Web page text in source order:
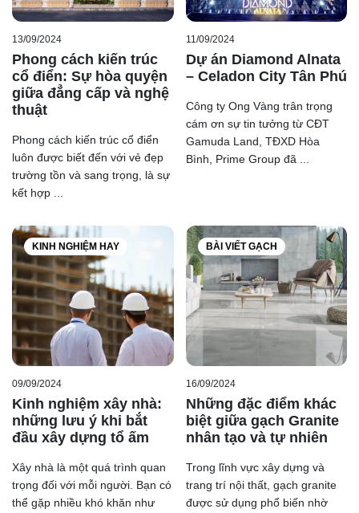
13/09/2024
Phong cách kiến trúc
cổ điển: Sự hòa quyện
giữa đẳng cấp và nghệ
thuật
Phong cách kiến trúc cổ điển
luôn được biết đến với vẻ đẹp
trường tồn và sang trọng, là sự
kết hợp ...
11/09/2024
Dự án Diamond Alnata
– Celadon City Tân Phú
Công ty Ong Vàng trân trọng
cám ơn sự tin tưởng từ CĐT
Gamuda Land, TĐXD Hòa
Bình, Prime Group đã ...
KINH NGHIỆM HAY
09/09/2024
Kinh nghiệm xây nhà:
những lưu ý khi bắt
đầu xây dựng tổ ấm
Xây nhà là một quá trình quan
trọng đối với mỗi người. Bạn có
thể gặp nhiều khó khăn như
BÀI VIẾT GẠCH
16/09/2024
Những đặc điểm khác
biệt giữa gạch Granite
nhân tạo và tự nhiên
Trong lĩnh vực xây dựng và
trang trí nội thất, gạch granite
được sử dụng phổ biến nhờ